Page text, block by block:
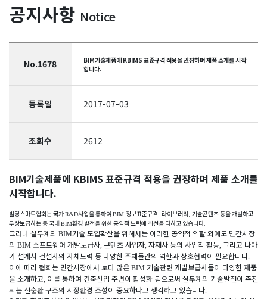
공지사항 Notice
No.1678
BIM기술제품에 KBIMS 표준규격 적용을 권장하며 제품 소개를 시작
합니다.
등록일 2017-07-03
조회수 2612
BIM기술제품에 KBIMS 표준규격 적용을 권장하며 제품 소개를
시작합니다.
빌딩스마트협회는 국가R&D사업을 통하여BIM 정보표준규격 라이브러리 기술콘텐츠 등을 개발하고
무상보급하는 등 국내BIM환경 발전을 위한 공익적 노력에 최선을 다하고 있습니다.
그러나 실무계의 BIM기술 도입확산을 위해서는 이러한 공익적 역할 외에도 민간시장
의 BIM 소프트웨어 개발보급사, 콘텐츠 사업자, 자재사 등의 사업적 활동, 그리고 나아
가 설계사 건설사의 자체노력 등 다양한 주체들간의 역할과 상호협력이 필요합니다.
이에 따라 협회는 민간시장에서 보다 많은 BIM 기술관련 개발보급사들이 다양한 제품
을 소개하고, 이를 통하여 건축산업 주변이 활성화 됨으로써 실무계의 기술발전이 촉진
되는 선순환 구조의 시장환경 조성이 중요하다고 생각하고 있습니다.